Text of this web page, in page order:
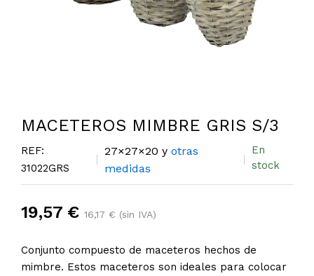
MACETEROS MIMBRE GRIS S/3
REF:
31022GRS
27×27×20 yotras
medidas
En
stock
19,57 € 16,17 € (sin IVA)
Conjunto compuesto de maceteros hechos de
mimbre. Estos maceteros son ideales para colocar